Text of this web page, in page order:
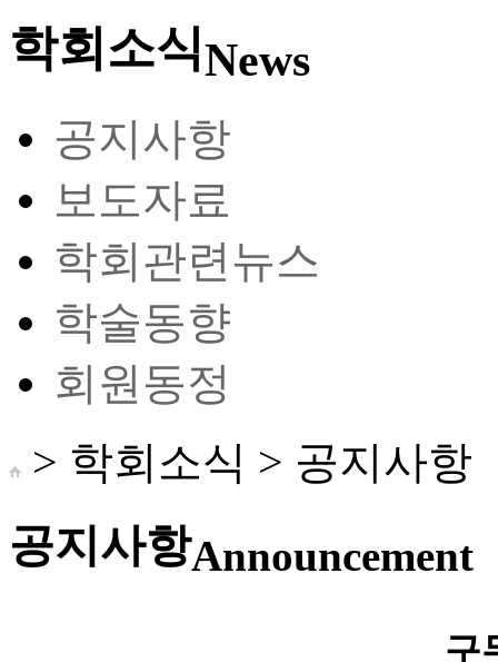
학회소식News
공지사항
보도자료
학회관련뉴스
학술동향
회원동정
> 학회소식 > 공지사항
공지사항Announcement
구